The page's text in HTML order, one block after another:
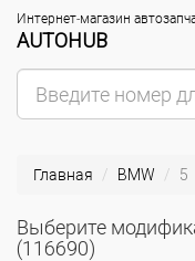
Интернет-магазин
AUTOHUB
Главная BMW 5
Выберите
(116690)